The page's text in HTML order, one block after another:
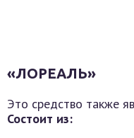
«ЛОРЕАЛЬ»
Это средство также
Состоит из: